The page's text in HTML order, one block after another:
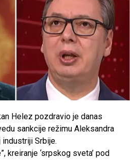
Helez pozdravio je danas
sankcije režimu Aleksandra
Srbije.
kreiranje ‘srpskog sveta’ pod